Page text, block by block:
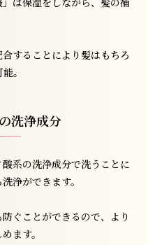
することにより髪はもちろ
。
洗浄成分
系の洗浄成分で洗うことに
浄ができます。
ぐことができるので、より
ます。